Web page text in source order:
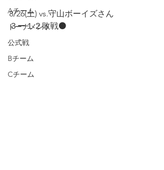
Aチーム
トーナメント
公式戦
Bチーム
Cチーム
8/26(土) vs.守山ボーイズさん
３ー１２敗戦⚫️